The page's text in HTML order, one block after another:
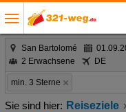
San Bartolomé
2 Erwachsene
DE
min. 3 Sterne
Reiseziele